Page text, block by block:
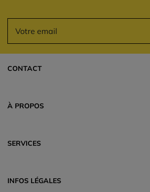
CONTACT
À PROPOS
SERVICES
INFOS LÉGALES